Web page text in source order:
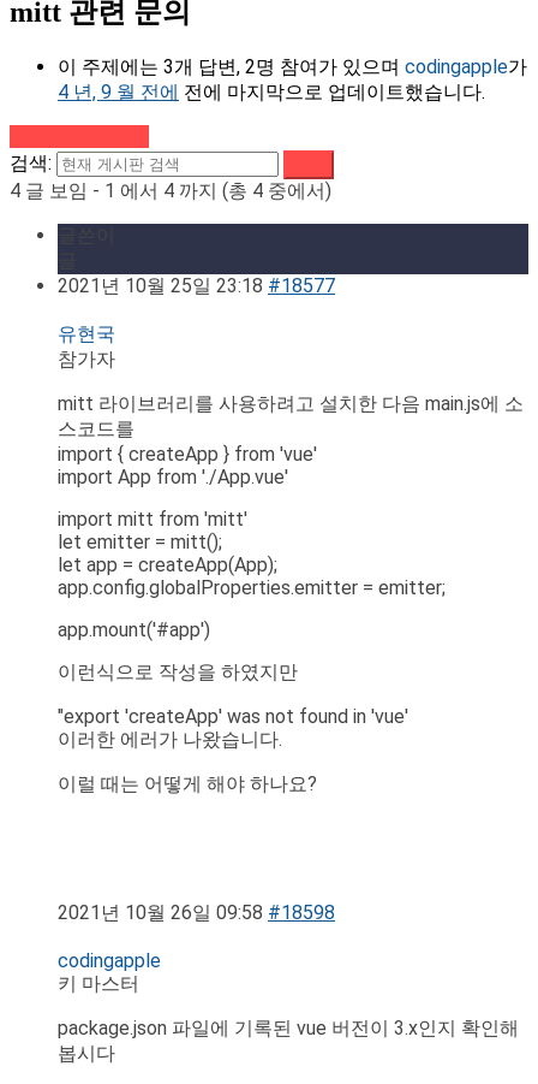
mitt 관련 문의
이 주제에는 3개 답변, 2명 참여가 있으며 codingapple가
4 년, 9 월 전에 전에 마지막으로 업데이트했습니다.
검색:
4 글 보임 - 1 에서 4 까지 (총 4 중에서)
2021년 10월 25일 23:18 #18577
유현국
참가자
mitt 라이브러리를 사용하려고 설치한 다음 main.js에 소
스코드를
import { createApp } from 'vue'
import App from './App.vue'
import mitt from 'mitt'
let emitter = mitt();
let app = createApp(App);
app.config.globalProperties.emitter = emitter;
app.mount('#app')
이런식으로 작성을 하였지만
"export 'createApp' was not found in 'vue'
이러한 에러가 나왔습니다.
이럴 때는 어떻게 해야 하나요?
2021년 10월 26일 09:58 #18598
codingapple
키 마스터
package.json 파일에 기록된 vue 버전이 3.x인지 확인해
봅시다